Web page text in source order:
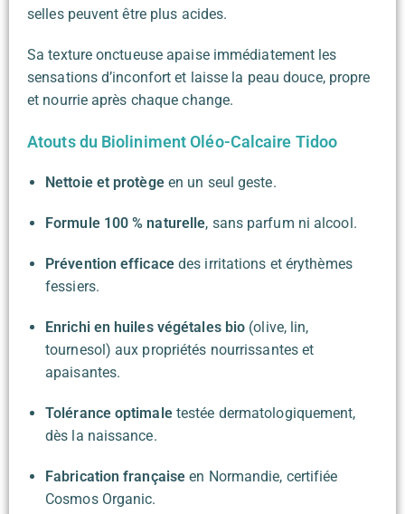
selles peuvent être plus acides.
Sa texture onctueuse apaise immédiatement les
sensations d’inconfort et laisse la peau douce, propre
et nourrie après chaque change.
Atouts du Bioliniment Oléo-Calcaire Tidoo
Nettoie et protègeen un seul geste.
Formule 100 % naturelle, sans parfum ni alcool.
Prévention efficacedes irritations et érythèmes
fessiers.
Enrichi en huiles végétales bio (olive, lin,
tournesol) aux propriétés nourrissantes et
apaisantes.
Tolérance optimaletestée dermatologiquement,
dès la naissance.
Fabrication française en Normandie, certifiée
Cosmos Organic.